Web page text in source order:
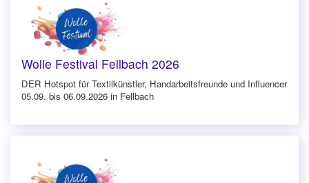
Wolle Festival Fellbach 2026
DER Hotspot für Textilkünstler, Handarbeitsfreunde und Influencer
05.09. bis 06.09.2026 in Fellbach